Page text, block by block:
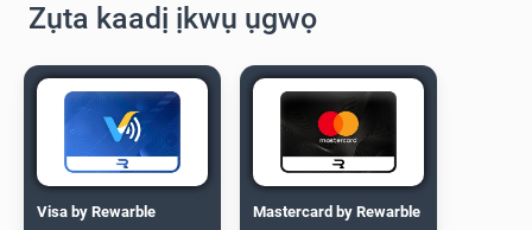
Zụta kaadị ịkwụ ụgwọ
Visa by Rewarble Mastercard by Rewarble